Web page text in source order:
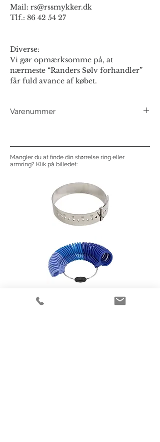
Mail: rs@rssmykker.dk
Tlf.: 86 42 54 27
Diverse:
Vi gør opmærksomme på, at
nærmeste “Randers Sølv forhandler”
får fuld avance af købet.
Varenummer
Mangler du at finde din størrelse ring eller
armring? Klik på billedet: